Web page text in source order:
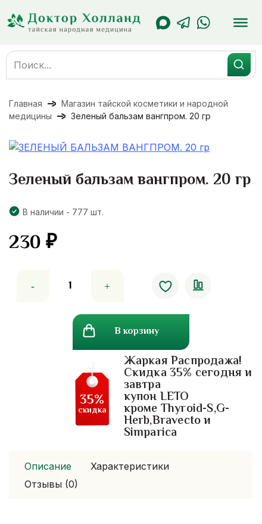
содержанию
Search
for:
Главная
Магазин тайской косметики и народной
медицины
Зеленый бальзам вангпром. 20 гр
Зеленый бальзам вангпром. 20 гр
В наличии - 777 шт.
230₽
товара
В корзину
Жаркая Распродажа!
Скидка 35% сегодня и
завтра
купон LETO
кроме Thyroid-S,G-
Herb,Bravecto и
Simparica
35%
скидка
Описание
Характеристики
Отзывы (0)